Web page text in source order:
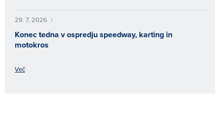
29. 7. 2026 |
Konec tedna v ospredju speedway, karting in
motokros
Več